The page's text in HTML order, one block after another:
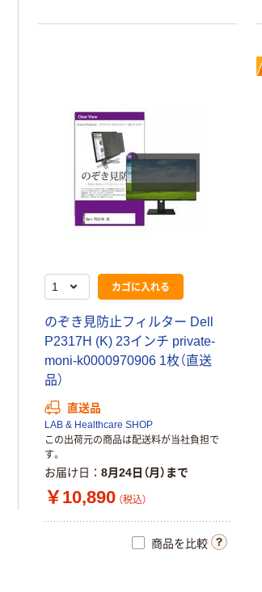
カゴに入れる
のぞき見防止フィルター Dell
P2317H (K) 23インチ private-
moni-k0000970906 1枚（直送
品）
直送品
LAB & Healthcare SHOP
この出荷元の商品は配送料が当社負担で
す。
お届け日 8月24日（月）まで
￥10,890 （税込）
商品を比較